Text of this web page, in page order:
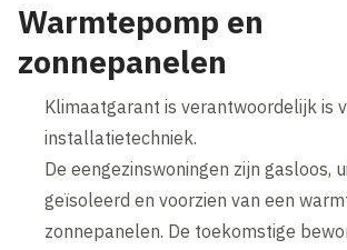
Warmtepomp en
zonnepanelen
Klimaatgarant is verantwoordelijk is
installatietechniek.
De eengezinswoningen zijn gasloos,
geïsoleerd en voorzien van een
zonnepanelen. De toekomstige